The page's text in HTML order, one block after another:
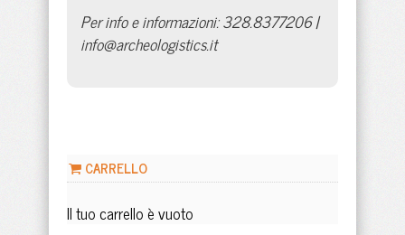
CARRELLO
Il tuo carrello è vuoto
Per info e informazioni: 328.8377206 |
info@archeologistics.it